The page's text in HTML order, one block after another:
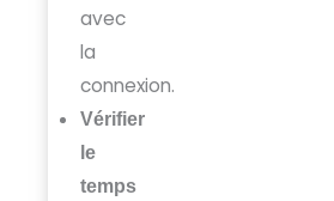
avec
la
connexion.
Vérifier
le
temps